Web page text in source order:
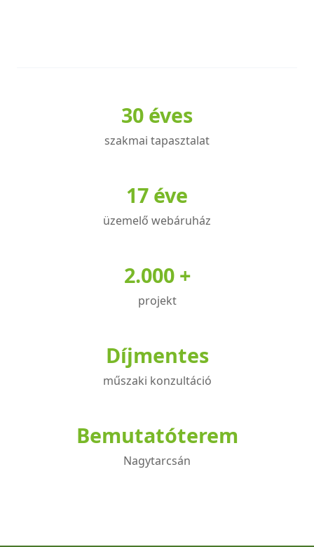
termékoldalon
választhatók
30 éves
szakmai tapasztalat
17 éve
üzemelő webáruház
2.000 +
projekt
Díjmentes
műszaki konzultáció
Bemutatóterem
Nagytarcsán